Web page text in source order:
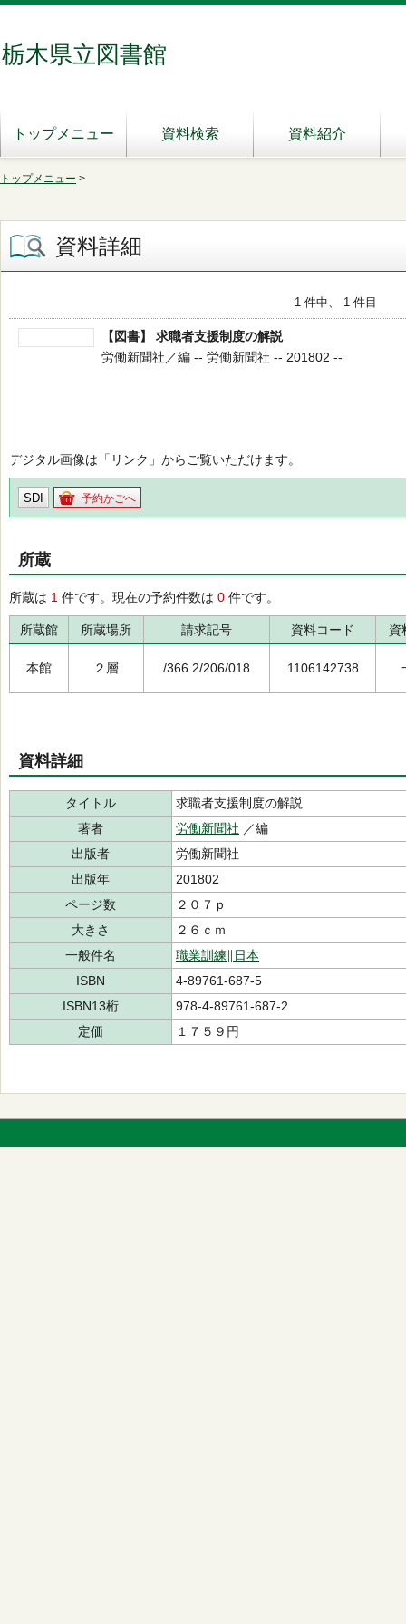
栃木県立図書館
トップメニュー 資料検索 資料紹介
トップメニュー >
資料詳細
1 件中、 1 件目
【図書】 求職者支援制度の解説
労働新聞社／編 -- 労働新聞社 -- 201802 --
デジタル画像は「リンク」からご覧いただけます。
SDI 予約かごへ
所蔵
所蔵は 1 件です。現在の予約件数は 0 件です。
所蔵館 所蔵場所 請求記号 資料コード 資
本館 ２層 /366.2/206/018 1106142738
資料詳細
タイトル
求職者支援制度の解説
著者
労働新聞社 ／編
出版者
労働新聞社
出版年
201802
ページ数
２０７ｐ
大きさ
２６ｃｍ
一般件名
職業訓練∥日本
ISBN
4-89761-687-5
ISBN13桁
978-4-89761-687-2
定価
１７５９円